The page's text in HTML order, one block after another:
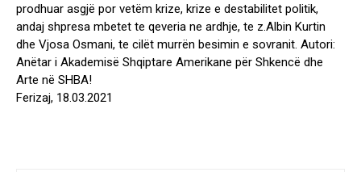
prodhuar asgjë por vetëm krize, krize e destabilitet politik,
andaj shpresa mbetet te qeveria ne ardhje, te z.Albin Kurtin
dhe Vjosa Osmani, te cilët murrën besimin e sovranit. Autori:
Anëtar i Akademisë Shqiptare Amerikane për Shkencë dhe
Arte në SHBA!
Ferizaj, 18.03.2021